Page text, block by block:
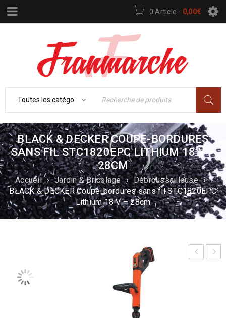
0 Article - 0,00€
BLACK & DECKER COUPE-BORDURES
SANS FIL STC1820EPC LITHIUM 18 V –
28CM
Accueil › Jardin & Bricolage › Débroussailleuse ›
BLACK & DECKER Coupe-bordures sans fil STC1820EPC
Lithium 18 V – 28cm